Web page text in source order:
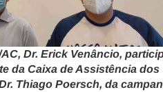
Dr. Erick Venâncio,
da Caixa de Assistência dos
Thiago Poersch, da